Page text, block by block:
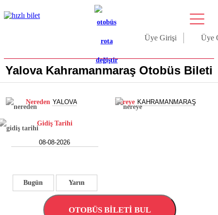
Üye Girişi Üye
Yalova Kahramanmaraş Otobüs Bileti
Nereden Nereye
Gidiş Tarihi
Bugün Yarın
OTOBÜS BİLETİ BUL